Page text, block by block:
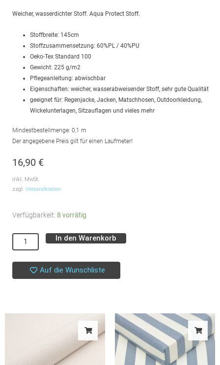
Weicher, wasserdichter Stoff. Aqua Protect Stoff.
Stoffbreite: 145cm
Stoffzusammensetzung: 60%PL / 40%PU
Oeko-Tex Standard 100
Gewicht: 225 g/m2
Pflegeanleitung: abwischbar
Eigenschaften: weicher, wasserabweisender Stoff, sehr gute Qualität
geeignet für: Regenjacke, Jacken, Matschhosen, Outdoorkleidung,
Wickelunterlagen, Sitzauflagen und vieles mehr
Mindestbestellmenge: 0,1 m
Der angegebene Preis gilt für einen Laufmeter!
16,90 €
inkl. MwSt.
zzgl. Versandkosten
Verfügbarkeit: 8 vorrätig
Beschichteter
Aqua
Protect
//
Menge
In den Warenkorb
Auf die Wunschliste